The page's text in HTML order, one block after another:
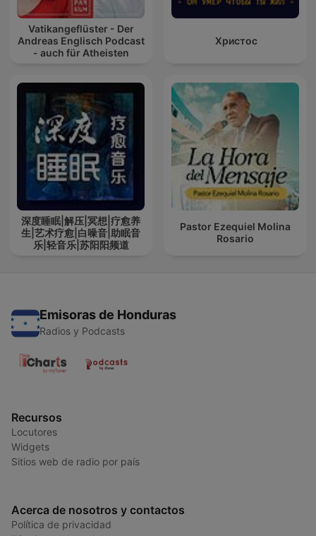
Vatikangeflüster - Der
Andreas Englisch Podcast
- auch für Atheisten
Христос
深度睡眠|解压|冥想|疗愈养
生|艺术疗愈|白噪音|助眠音
乐|轻音乐|苏阳阳频道
Pastor Ezequiel Molina
Rosario
Emisoras de Honduras
Radios y Podcasts
Recursos
Locutores
Widgets
Sitios web de radio por país
Acerca de nosotros y contactos
Política de privacidad